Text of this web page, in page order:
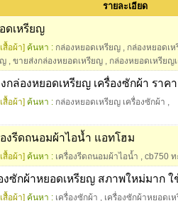
รายละเอียด
ดเหรียญ
สื้อผ้า] ค้นหา : กล่องหยอดเหรียญ , กล่องหยอดเ
, ขายส่งกล่องหยอดเหรียญ , กล่องหยอดเหรียญ
กล่องหยอดเหรียญ เครื่องซักผ้า ราค
สื้อผ้า] ค้นหา : กล่องหยอดเหรียญ เครื่องซักผ้า ,
งรีดถนอมผ้าไอน้ำ แอทโฮม
สื้อผ้า] ค้นหา : เครื่องรีดถนอมผ้าไอน้ำ , cb750 ท
งซักผ้าหยอดเหรียญ สภาพใหม่มาก
สื้อผ้า] ค้นหา : เครื่องซักผ้า , เครื่องซักผ้าหยอดเ